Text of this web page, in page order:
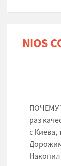
NIOS
ПОЧЕМУ
раз
с Киева,